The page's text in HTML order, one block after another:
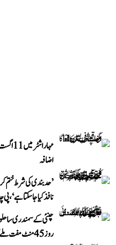
اضافہ
’حد بندی کی شرط ختم
نافذ کیا جا سکتا ہے‘،
چنئی کے سمندری
روز 45 منٹ مفت ملے گا انٹرنیٹ